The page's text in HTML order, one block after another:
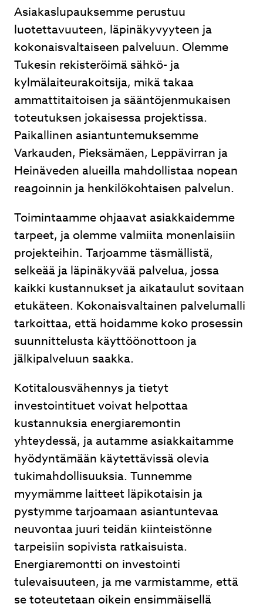
Asiakaslupauksemme perustuu
luotettavuuteen, läpinäkyvyyteen ja
kokonaisvaltaiseen palveluun. Olemme
Tukesin rekisteröimä sähkö- ja
kylmälaiteurakoitsija, mikä takaa
ammattitaitoisen ja sääntöjenmukaisen
toteutuksen jokaisessa projektissa.
Paikallinen asiantuntemuksemme
Varkauden, Pieksämäen, Leppävirran ja
Heinäveden alueilla mahdollistaa nopean
reagoinnin ja henkilökohtaisen palvelun.
Toimintaamme ohjaavat asiakkaidemme
tarpeet, ja olemme valmiita monenlaisiin
projekteihin. Tarjoamme täsmällistä,
selkeää ja läpinäkyvää palvelua, jossa
kaikki kustannukset ja aikataulut sovitaan
etukäteen. Kokonaisvaltainen palvelumalli
tarkoittaa, että hoidamme koko prosessin
suunnittelusta käyttöönottoon ja
jälkipalveluun saakka.
Kotitalousvähennys ja tietyt
investointituet voivat helpottaa
kustannuksia energiaremontin
yhteydessä, ja autamme asiakkaitamme
hyödyntämään käytettävissä olevia
tukimahdollisuuksia. Tunnemme
myymämme laitteet läpikotaisin ja
pystymme tarjoamaan asiantuntevaa
neuvontaa juuri teidän kiinteistönne
tarpeisiin sopivista ratkaisuista.
Energiaremontti on investointi
tulevaisuuteen, ja me varmistamme, että
se toteutetaan oikein ensimmäisellä